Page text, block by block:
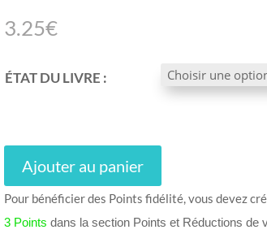
3.25€
ÉTAT DU LIVRE :
Ajouter au panier
Pour bénéficier des Points fidélité, vous devez
3 Points dans la section Points et Réductions de